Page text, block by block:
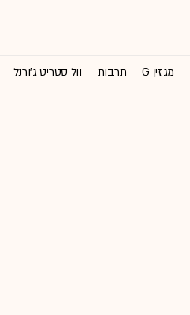
מגזין G תרבות וול סטריט ג'ורנל